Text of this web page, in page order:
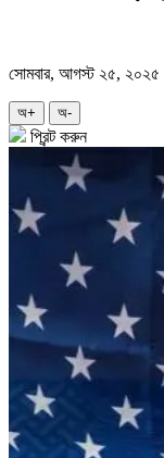
সোমবার, আগস্ট ২৫, ২০২৫
অ+ অ-
প্রিন্ট করুন